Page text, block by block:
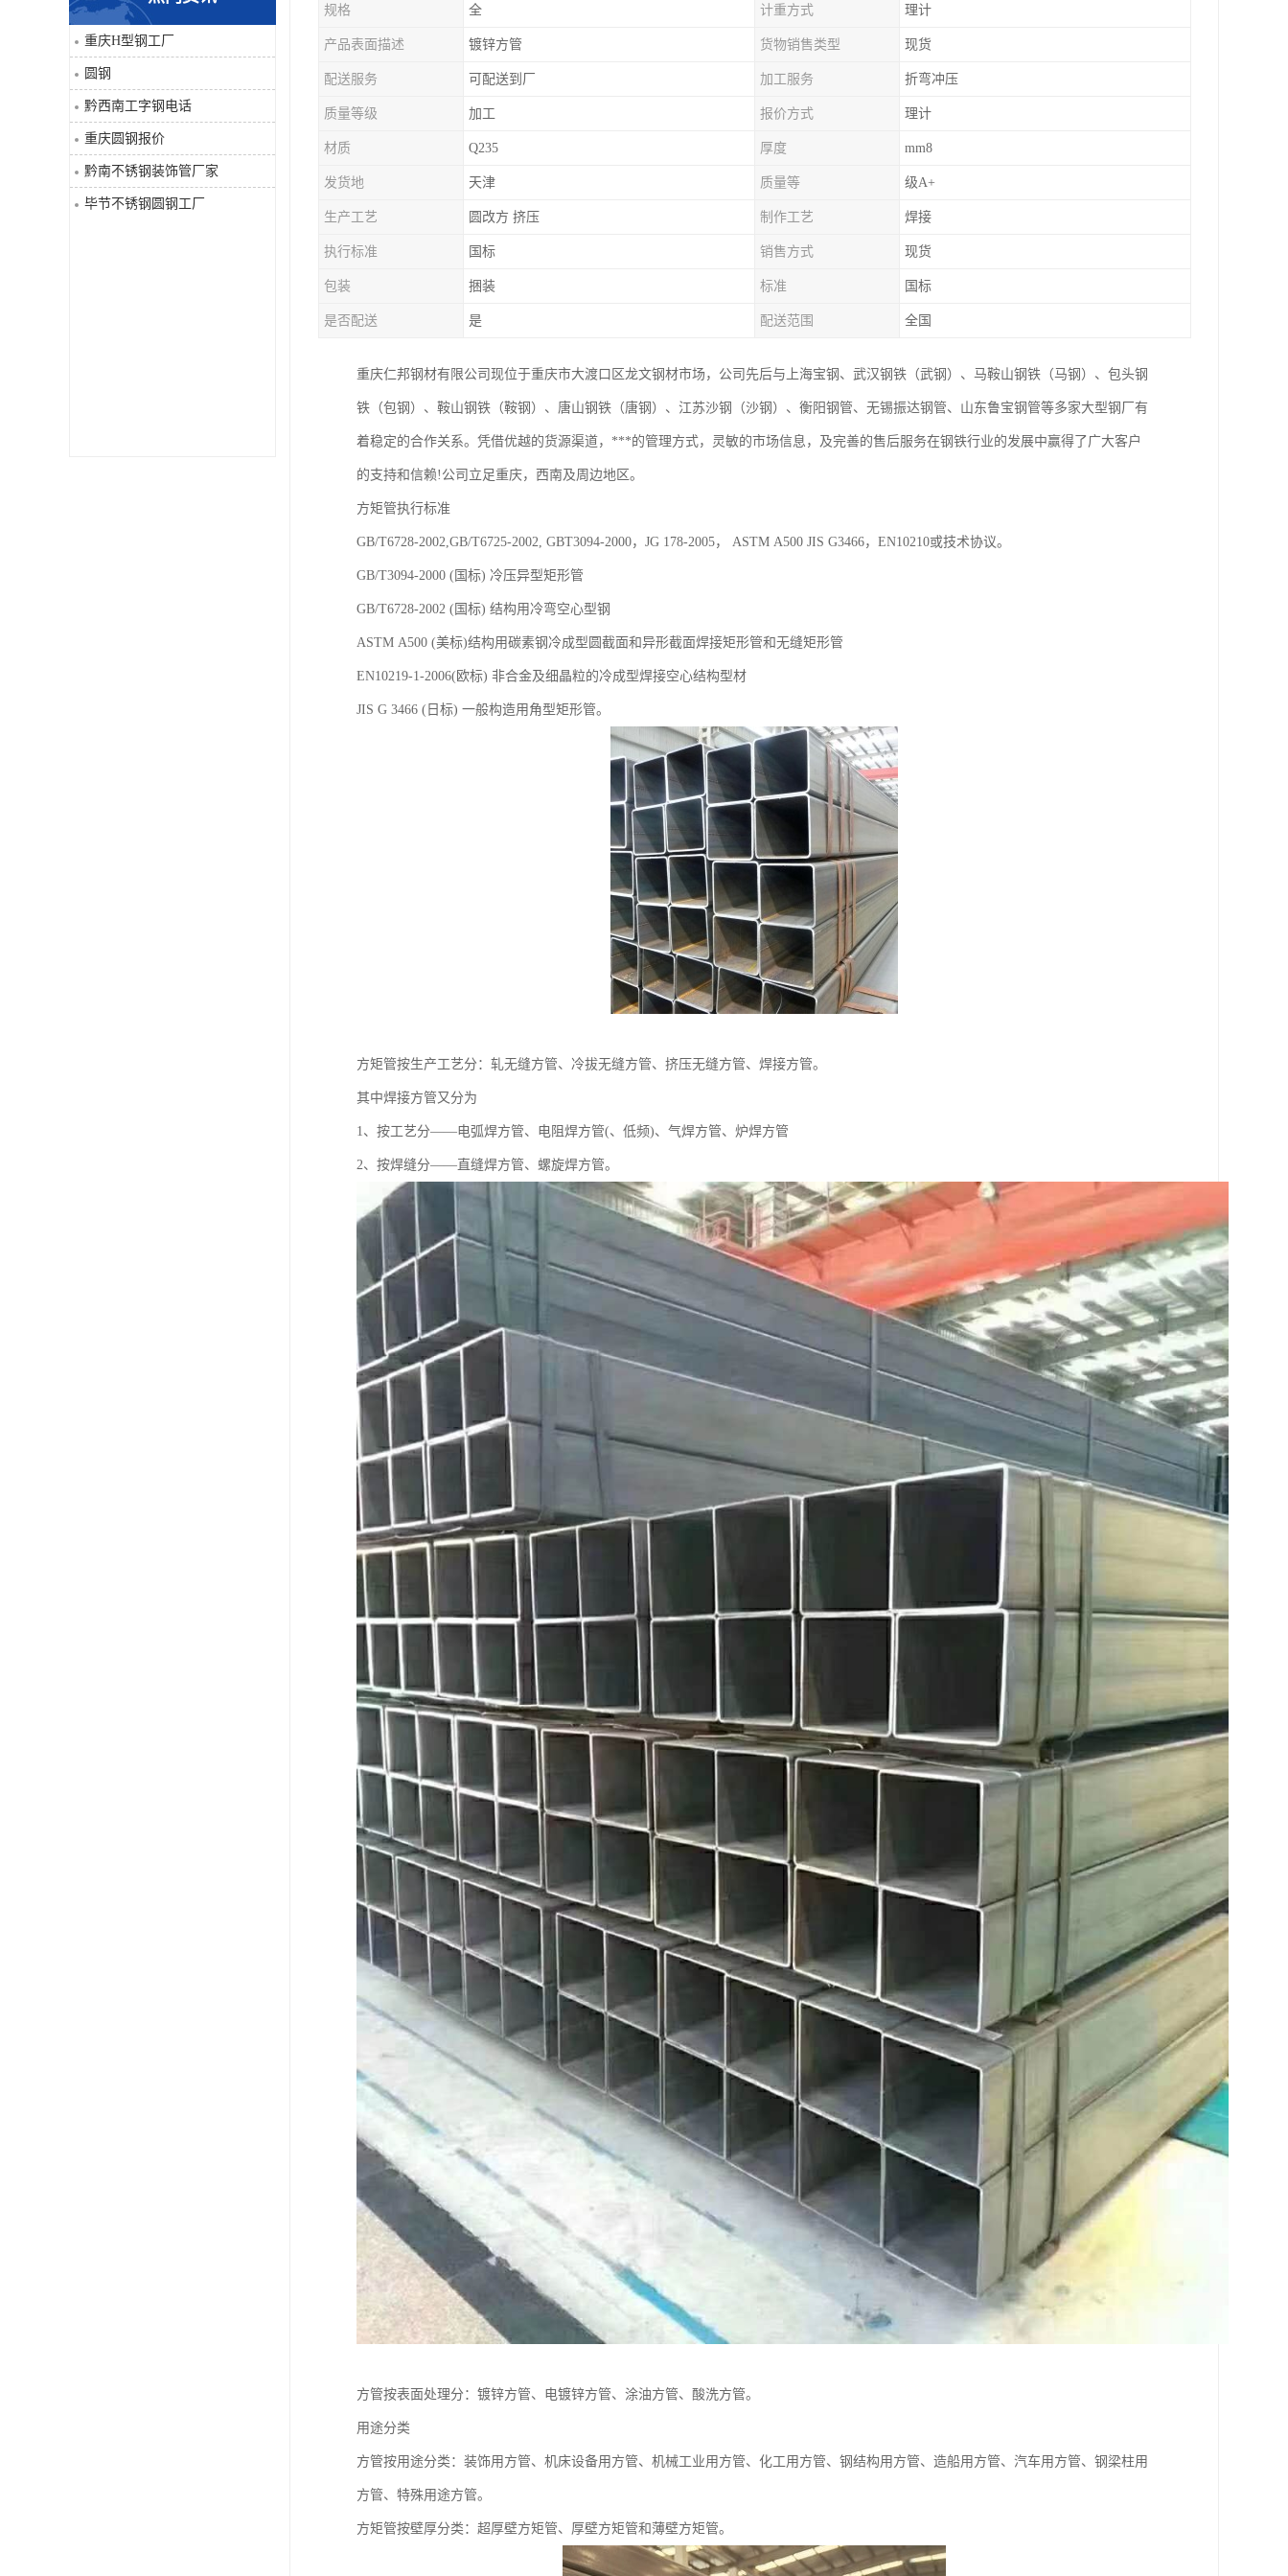
角钢
焊管
工字钢
H型钢
重庆H型钢工厂
圆钢
黔西南工字钢电话
重庆圆钢报价
黔南不锈钢装饰管厂家
毕节不锈钢圆钢工厂
规格 全 计重方式 理计
产品表面描述 镀锌方管 货物销售类型 现货
配送服务 可配送到厂 加工服务 折弯冲压
质量等级 加工 报价方式 理计
材质 Q235 厚度 mm8
发货地 天津 质量等 级A+
生产工艺 圆改方 挤压 制作工艺 焊接
执行标准 国标 销售方式 现货
包装 捆装 标准 国标
是否配送 是 配送范围 全国
重庆仁邦钢材有限公司现位于重庆市大渡口区龙文钢材市场，公司先后与上海宝钢、武汉钢铁（武钢）、马鞍山钢铁（马钢）、包头钢
铁（包钢）、鞍山钢铁（鞍钢）、唐山钢铁（唐钢）、江苏沙钢（沙钢）、衡阳钢管、无锡振达钢管、山东鲁宝钢管等多家大型钢厂有
着稳定的合作关系。凭借优越的货源渠道，***的管理方式，灵敏的市场信息，及完善的售后服务在钢铁行业的发展中赢得了广大客户
的支持和信赖!公司立足重庆，西南及周边地区。
方矩管执行标准
GB/T6728-2002,GB/T6725-2002, GBT3094-2000，JG 178-2005， ASTM A500 JIS G3466，EN10210或技术协议。
GB/T3094-2000 (国标) 冷压异型矩形管
GB/T6728-2002 (国标) 结构用冷弯空心型钢
ASTM A500 (美标)结构用碳素钢冷成型圆截面和异形截面焊接矩形管和无缝矩形管
EN10219-1-2006(欧标) 非合金及细晶粒的冷成型焊接空心结构型材
JIS G 3466 (日标) 一般构造用角型矩形管。
方矩管按生产工艺分：轧无缝方管、冷拔无缝方管、挤压无缝方管、焊接方管。
其中焊接方管又分为
1、按工艺分——电弧焊方管、电阻焊方管(、低频)、气焊方管、炉焊方管
2、按焊缝分——直缝焊方管、螺旋焊方管。
方管按表面处理分：镀锌方管、电镀锌方管、涂油方管、酸洗方管。
用途分类
方管按用途分类：装饰用方管、机床设备用方管、机械工业用方管、化工用方管、钢结构用方管、造船用方管、汽车用方管、钢梁柱用
方管、特殊用途方管。
方矩管按壁厚分类：超厚壁方矩管、厚壁方矩管和薄壁方矩管。